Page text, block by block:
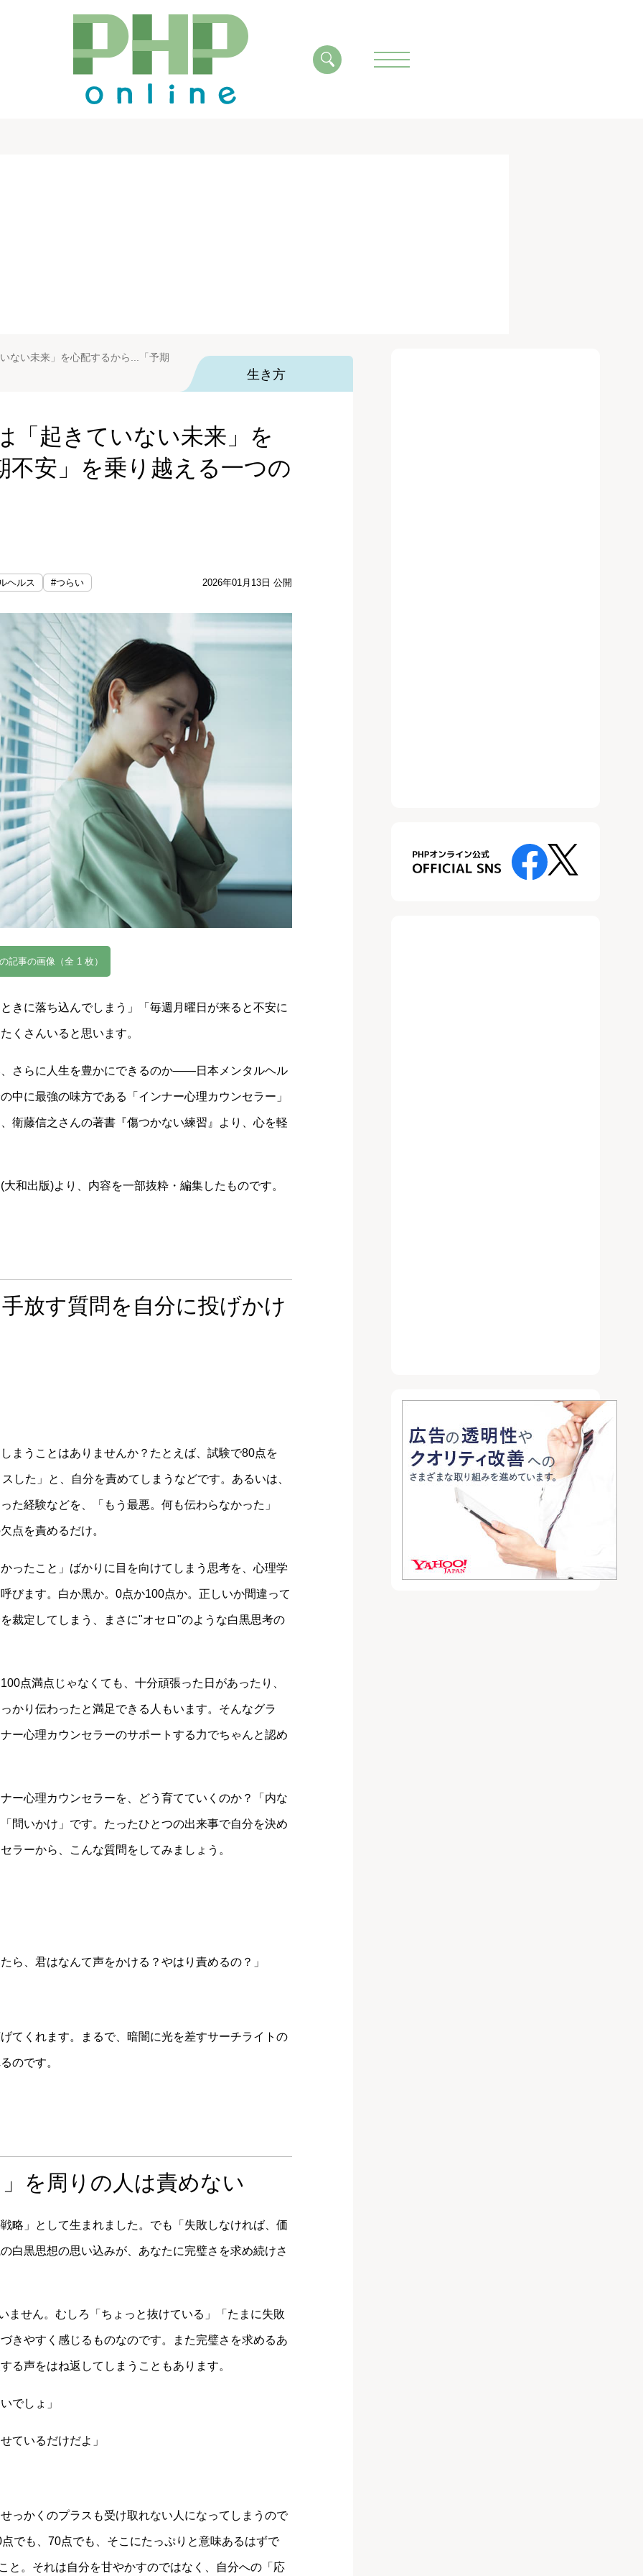
ない未来」を心配するから...「予期
生き方
「起きていない未来」を
不安」を乗り越える一つの
ヘルス #つらい 2026年01月13日 公開
記事の画像（全 1 枚）
きに落ち込んでしまう」「毎週月曜日が来ると不安に
くさんいると思います。
さらに人生を豊かにできるのか――日本メンタルヘル
中に最強の味方である「インナー心理カウンセラー」
衛藤信之さんの著書『傷つかない練習』より、心を軽
和出版)より、内容を一部抜粋・編集したものです。
放す質問を自分に投げかけ
まうことはありませんか？たとえば、試験で80点を
した」と、自分を責めてしまうなどです。あるいは、
た経験などを、「もう最悪。何も伝わらなかった」
点を責めるだけ。
ったこと」ばかりに目を向けてしまう思考を、心理学
びます。白か黒か。0点か100点か。正しいか間違って
裁定してしまう、まさに"オセロ"のような白黒思考の
点満点じゃなくても、十分頑張った日があったり、
かり伝わったと満足できる人もいます。そんなグラ
ー心理カウンセラーのサポートする力でちゃんと認め
ー心理カウンセラーを、どう育てていくのか？「内な
問いかけ」です。たったひとつの出来事で自分を決め
ラーから、こんな質問をしてみましょう。
ら、君はなんて声をかける？やはり責めるの？」
てくれます。まるで、暗闇に光を差すサーチライトの
のです。
を周りの人は責めない
略」として生まれました。でも「失敗しなければ、価
白黒思想の思い込みが、あなたに完璧さを求め続けさ
ません。むしろ「ちょっと抜けている」「たまに失敗
きやすく感じるものなのです。また完璧さを求めるあ
る声をはね返してしまうこともあります。
でしょ」
ているだけだよ」
っかくのプラスも受け取れない人になってしまうので
でも、70点でも、そこにたっぷりと意味あるはずで
と。それは自分を甘やかすのではなく、自分への「応